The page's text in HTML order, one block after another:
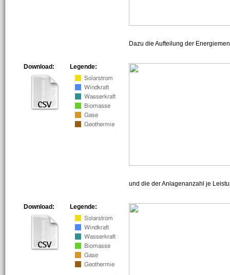
Dazu die Aufteilung der
Legende:
Download:
und die der Anlagenanzahl je
Legende:
Download: